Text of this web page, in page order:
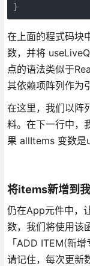
}
在上面的程式码块
数，并将
点的语法类似于
其依赖项阵列作为
在这里，我们以阵
料。在下一行中，
果 allItems 变数是
将items新增到
仍在App元件中，
数，我们将使用该
「ADD ITEM(新
请记住，每次更新